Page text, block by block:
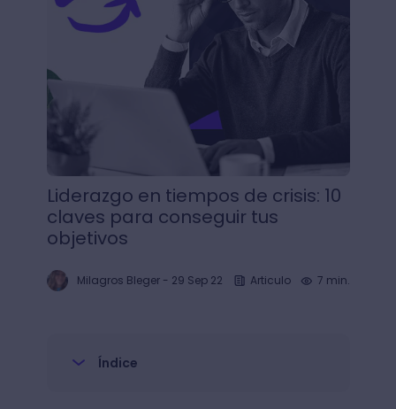
Liderazgo en tiempos de crisis: 10
claves para conseguir tus
objetivos
Milagros Bleger- 29 Sep 22 Articulo 7 min.
Índice